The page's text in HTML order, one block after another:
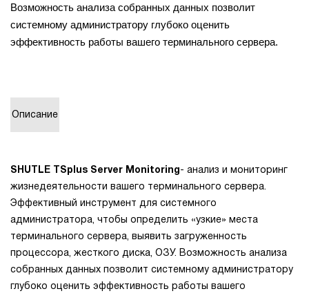
Сервисы для партнеров
Возможность анализа собранных данных позволит
системному администратору глубоко оценить
эффективность работы вашего терминального сервера.
Описание
SHUTLE TSplus Server Monitoring- анализ и мониторинг
жизнедеятельности вашего терминального сервера.
Эффективный инструмент для системного
администратора, чтобы определить «узкие» места
терминального сервера, выявить загруженность
процессора, жесткого диска, ОЗУ. Возможность анализа
собранных данных позволит системному администратору
глубоко оценить эффективность работы вашего